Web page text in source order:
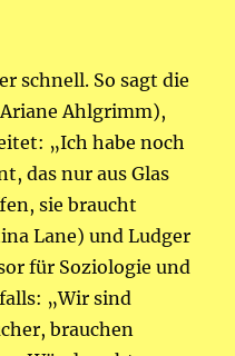
schnell. So sagt die
Ahlgrimm),
„Ich habe noch
das nur aus Glas
sie braucht
Lane) und Ludger
für Soziologie und
„Wir sind
brauchen